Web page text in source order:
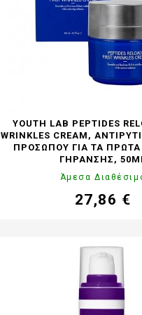
LAVISH Face & Body Make-up
LAVISH Body Oils
LAVISH Bath & Shower
YOUTH LAB PEPTIDES
WRINKLES CREAM,
ΠΡΟΣΏΠΟΥ ΓΙΑ ΤΑ
ΓΉΡΑΝΣΗΣ,
Άμεσα
Τιμή
27,86 €